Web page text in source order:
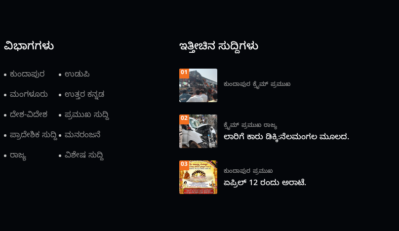
ವಿಭಾಗಗಳು
ಕುಂದಾಪುರ
ಉಡುಪಿ
ಮಂಗಳೂರು
ಉತ್ತರ ಕನ್ನಡ
ದೇಶ-ವಿದೇಶ
ಪ್ರಮುಖ ಸುದ್ದಿ
ಪ್ರಾದೇಶಿಕ ಸುದ್ದಿ
ಮನರಂಜನೆ
ರಾಜ್ಯ
ವಿಶೇಷ ಸುದ್ದಿ
ಇತ್ತೀಚಿನ ಸುದ್ದಿಗಳು
01
ಕುಂದಾಪುರ ಕ್ರೈಮ್ ಪ್ರಮುಖ
02
ಕ್ರೈಮ್ ಪ್ರಮುಖ ರಾಜ್ಯ
ಲಾರಿಗೆ ಕಾರು ಡಿಕ್ಕಿ:ನೆಲಮಂಗಲ ಮೂಲದ.
03
ಕುಂದಾಪುರ ಪ್ರಮುಖ
ಏಪ್ರಿಲ್ 12 ರಂದು ಅರಾಟೆ.